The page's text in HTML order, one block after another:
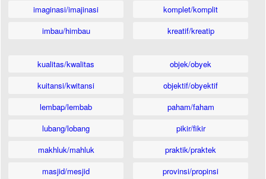
imaginasi/imajinasi
imbau/himbau
komplet/komplit
kreatif/kreatip
kualitas/kwalitas
kuitansi/kwitansi
lembap/lembab
lubang/lobang
makhluk/mahluk
masjid/mesjid
objek/obyek
objektif/obyektif
paham/faham
pikir/fikir
praktik/praktek
provinsi/propinsi